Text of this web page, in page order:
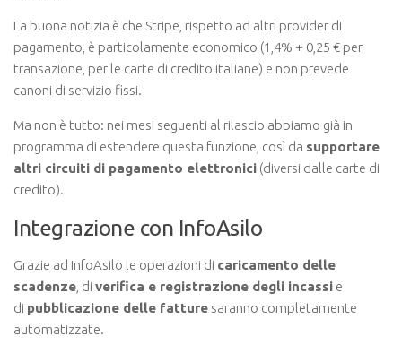
La buona notizia è che Stripe, rispetto ad altri provider di
pagamento, è particolamente economico (1,4% + 0,25 € per
transazione, per le carte di credito italiane) e non prevede
canoni di servizio fissi.
Ma non è tutto: nei mesi seguenti al rilascio abbiamo già in
programma di estendere questa funzione, così da supportare
altri circuiti di pagamento elettronici (diversi dalle carte di
credito).
Integrazione con InfoAsilo
Grazie ad InfoAsilo le operazioni di caricamento delle
scadenze , di verifica e registrazione degli incassi e
di pubblicazione delle fatture saranno completamente
automatizzate.